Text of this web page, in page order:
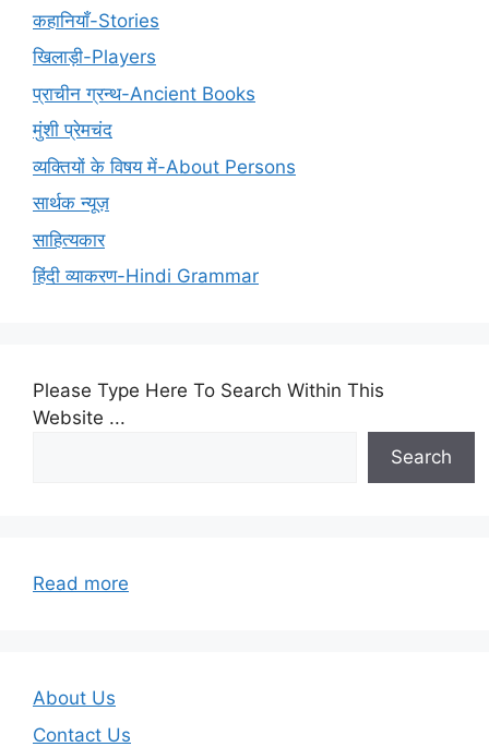
कहानियाँ-Stories
खिलाड़ी-Players
प्राचीन ग्रन्थ-Ancient Books
मुंशी प्रेमचंद
व्यक्तियों के विषय में-About Persons
सार्थक न्यूज़
साहित्यकार
हिंदी व्याकरण-Hindi Grammar
Please Type Here To Search Within This
Website ...
Search
Read more
About Us
Contact Us